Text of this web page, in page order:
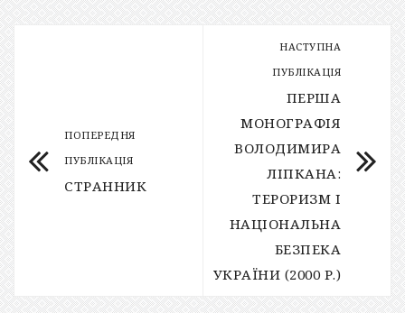
ПОПЕРЕДНЯ
ПУБЛІКАЦІЯ
СТРАННИК
НАСТУПНА
ПУБЛІКАЦІЯ
ПЕРША
МОНОГРАФІЯ
ВОЛОДИМИРА
ЛІПКАНА:
ТЕРОРИЗМ І
НАЦІОНАЛЬНА
БЕЗПЕКА
УКРАЇНИ (2000 Р.)